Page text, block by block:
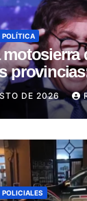
POLÍTICA
DE 2026
POLICIALES